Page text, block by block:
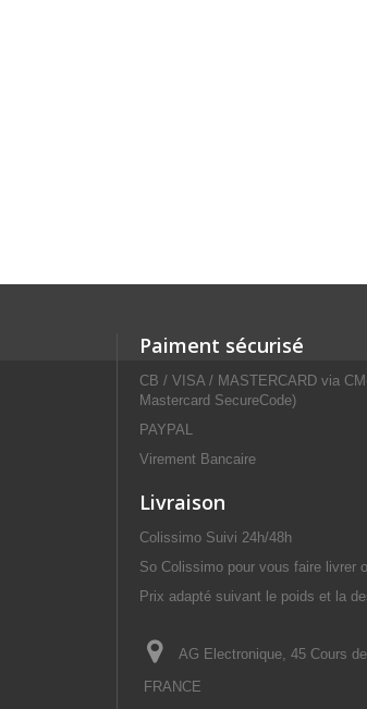
Paiment sécurisé
CB / VISA / MASTERCARD via
Mastercard SecureCode)
PAYPAL
Virement Bancaire
Livraison
Colissimo Suivi 24h/48h
So Colissimo pour vous faire livrer
Prix adapté suivant le poids et la
AG Electronique, 45 Cours
FRANCE